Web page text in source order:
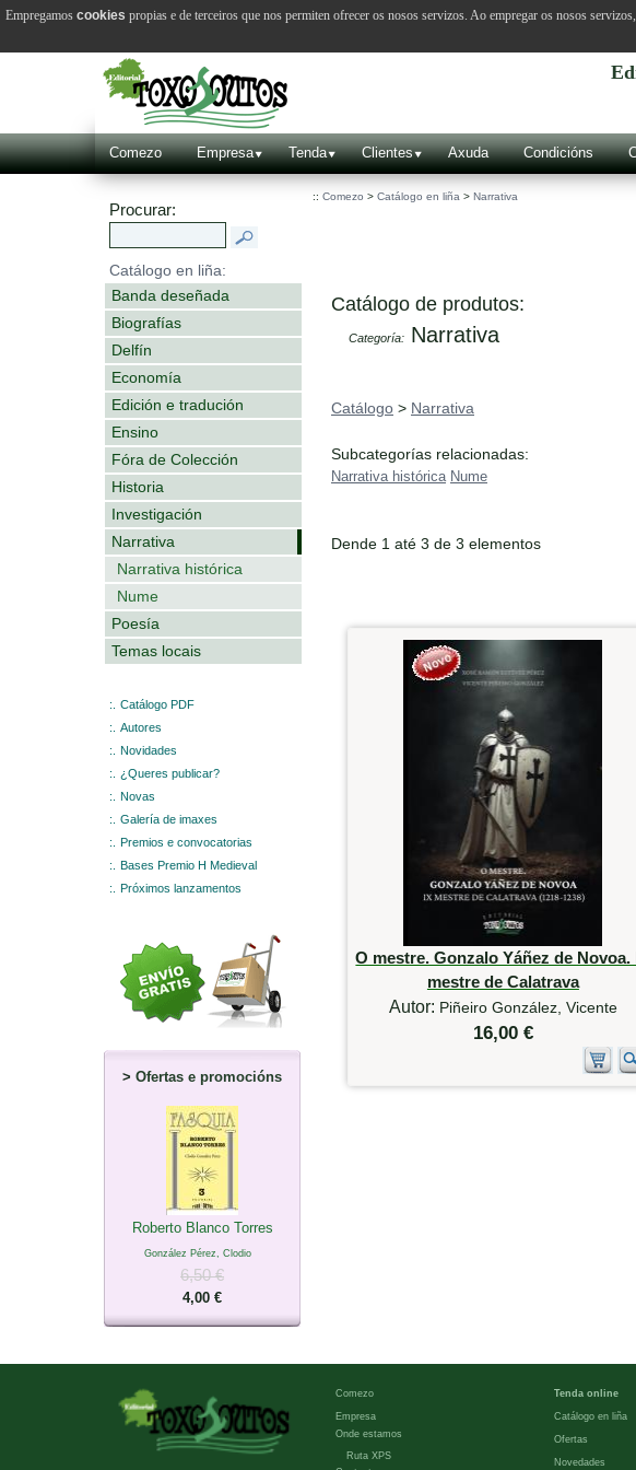
Comezo Empresa Tenda Clientes Axuda Condicións
Procurar:
Catálogo en liña:
Banda deseñada
Biografías
Delfín
Economía
Edición e tradución
Ensino
Fóra de Colección
Historia
Investigación
Narrativa
Narrativa histórica
Nume
Poesía
Temas locais
:.
Catálogo PDF
:.
Autores
:.
Novidades
:.
¿Queres publicar?
:.
Novas
:.
Galería de imaxes
:.
Premios e convocatorias
:.
Bases Premio H Medieval
:.
Próximos lanzamentos
> Ofertas e promocións
Roberto Blanco Torres
González Pérez, Clodio
6,50 €
4,00 €
:: Comezo > Catálogo en liña > Narrativa
Catálogo de produtos:
Categoría: Narrativa
Catálogo > Narrativa
Subcategorías relacionadas:
Narrativa histórica Nume
Dende 1 até 3 de 3 elementos
O mestre. Gonzalo Yáñez de Novoa.
mestre de Calatrava
Autor: Piñeiro González, Vicente
16,00 €
Comezo
Empresa
Onde estamos
Ruta XPS
Tenda online
Catálogo en liña
Ofertas
Novedades
Empregamos cookies propias e de terceiros que nos permiten ofrecer os nosos servizos. Ao empregar os nosos